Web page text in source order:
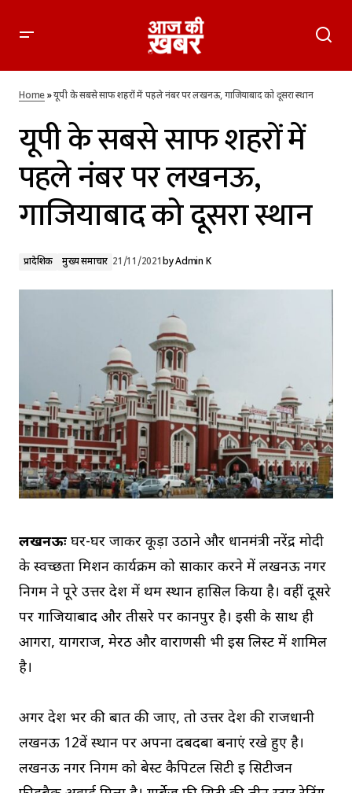
स्थान
Home»यूपी के सबसे साफ शहरों में पहले नंबर पर लखनऊ, गाजियाबाद को दूसरा स्थान
यूपी के सबसे साफ शहरों में
पहले नंबर पर लखनऊ,
गाजियाबाद को दूसरा स्थान
प्रादेशिक मुख्य समाचार 21/11/2021byAdmin K
लखनऊः घर-घर जाकर कूड़ा उठाने और प्रधानमंत्री नरेंद्र मोदी
के स्वच्छता मिशन कार्यक्रम को साकार करने में लखनऊ नगर
निगम ने पूरे उत्तर प्रदेश में प्रथम स्थान हासिल किया है। वहीं दूसरे
पर गाजियाबाद और तीसरे पर कानपुर है। इसी के साथ ही
आगरा, प्रयागराज, मेरठ और वाराणसी भी इस लिस्ट में शामिल
है।
अगर देश भर की बात की जाए, तो उत्तर प्रदेश की राजधानी
लखनऊ 12वें स्थान पर अपना दबदबा बनाएं रखे हुए है।
लखनऊ नगर निगम को बेस्ट कैपिटल सिटी इ सिटीजन